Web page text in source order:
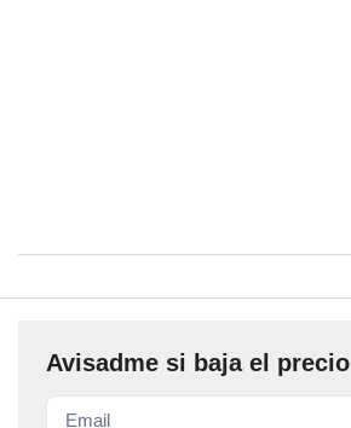
Avisadme si baja el precio